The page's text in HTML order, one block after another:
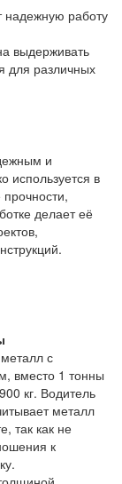
надежную работу
выдерживать
для различных
и
используется в
прочности,
делает её
с
вместо 1 тонны
кг. Водитель
металл
так как не
к